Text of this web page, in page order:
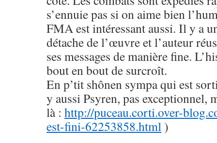
s’ennuie pas si on aime bien
FMA est intéressant aussi. Il y a
détache de l’œuvre et l’auteur
ses messages de manière fine.
bout en bout de surcroît.
En p’tit shônen sympa qui est
y aussi Psyren, pas exceptionnel,
là : http://puceau.corti.over-
est-fini-62253858.html )